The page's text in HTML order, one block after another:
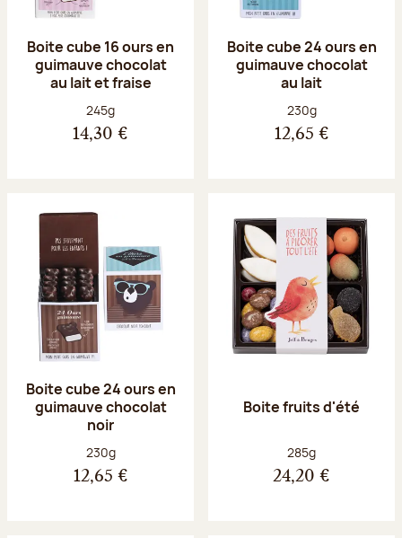
Boite cube 16 ours en
guimauve chocolat
au lait et fraise
Poids net :
245g
14,30 €
Boite cube 24 ours en
guimauve chocolat
au lait
Poids net :
230g
12,65 €
Boite cube 24 ours en
guimauve chocolat
noir
Poids net :
230g
12,65 €
Boite fruits d'été
Poids net :
285g
24,20 €